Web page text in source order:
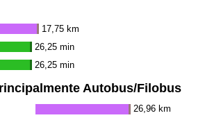
17,75 km
26,25 min
26,25 min
Autobus/Filobus
26,96 km